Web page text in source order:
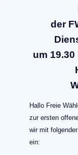
der
um
Hallo Freie
zur ersten
wir mit
ein: